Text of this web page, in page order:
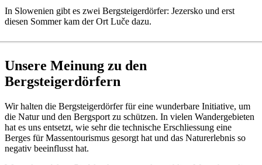
In Slowenien gibt es zwei Bergsteigerdörfer: Jezersko und erst
diesen Sommer kam der Ort Luče dazu.
Unsere Meinung zu den
Bergsteigerdörfern
Wir halten die Bergsteigerdörfer für eine wunderbare Initiative, um
die Natur und den Bergsport zu schützen. In vielen Wandergebieten
hat es uns entsetzt, wie sehr die technische Erschliessung eine
Berges für Massentourismus gesorgt hat und das Naturerlebnis so
negativ beeinflusst hat.